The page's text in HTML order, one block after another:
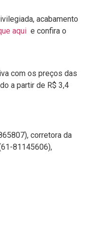
acabamento
aqui e confira o
com os preços das
a partir de R$ 3,4
corretora da
81145606),